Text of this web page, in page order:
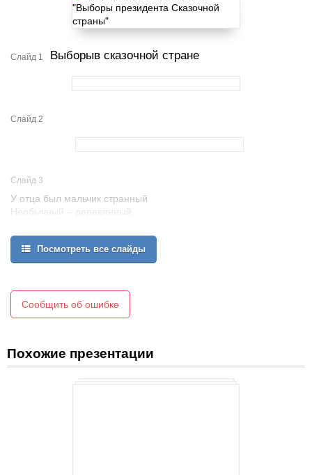
Слайд 1 Выборыв сказочной стране
Слайд 2
Слайд 3
У отца был мальчик странный
Необычный – деревянный,
Искал ключик золотой.
Его девочка Мальвина
Называла (Буратино)
Посмотреть все слайды
Сообщить об ошибке
Похожие презентации